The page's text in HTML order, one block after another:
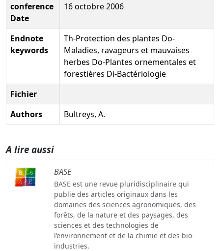
conference
Date
16 octobre 2006
Endnote
keywords
Th-Protection des plantes Do-
Maladies, ravageurs et mauvaises
herbes Do-Plantes ornementales et
forestières Di-Bactériologie
Fichier
Authors
Bultreys, A.
A lire aussi
BASE
BASE est une revue pluridisciplinaire qui
publie des articles originaux dans les
domaines des sciences agronomiques, des
forêts, de la nature et des paysages, des
sciences et des technologies de
l’environnement et de la chimie et des bio-
industries.